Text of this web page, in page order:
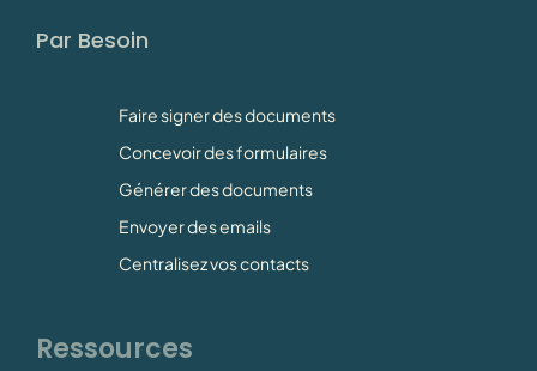
Par Besoin
Faire signer des documents
Concevoir des formulaires
Générer des documents
Envoyer des emails
Centralisez vos contacts
Ressources